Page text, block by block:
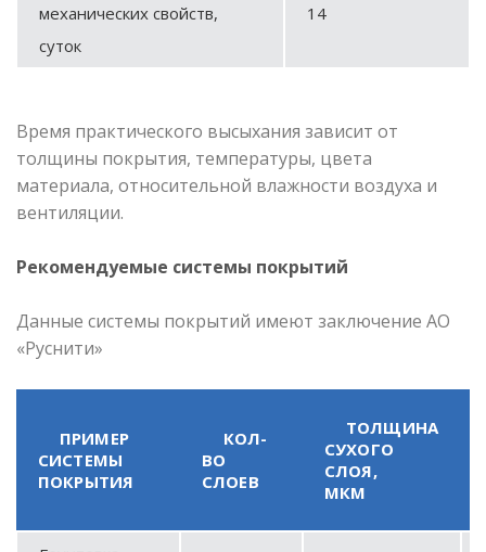
механических свойств,
суток
14
Время практического высыхания зависит от
толщины покрытия, температуры, цвета
материала, относительной влажности воздуха и
вентиляции.
Рекомендуемые системы покрытий
Данные системы покрытий имеют заключение АО
«Руснити»
ПРИМЕР
СИСТЕМЫ
ПОКРЫТИЯ
КОЛ-
ВО
СЛОЕВ
ТОЛЩИНА
СУХОГО
СЛОЯ,
МКМ